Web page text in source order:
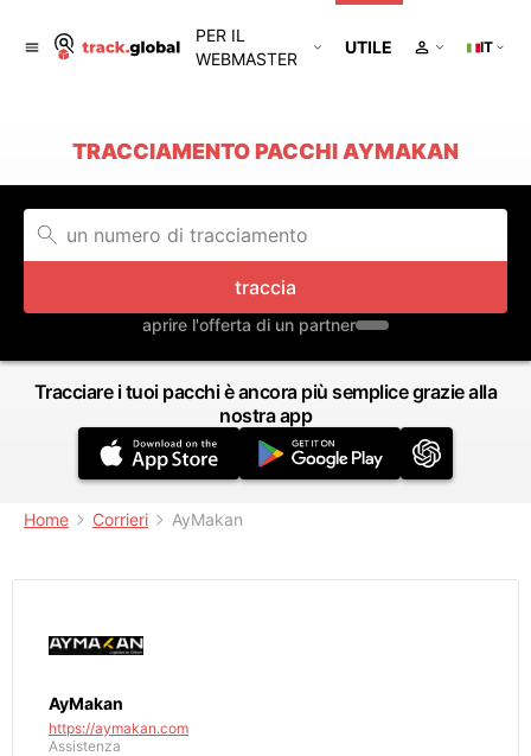
PER IL
WEBMASTER
UTILE IT
TRACCIAMENTO PACCHI AYMAKAN
traccia
aprire l'offerta di un partner
Tracciare i tuoi pacchi è ancora più semplice grazie alla
nostra app
Home Corrieri AyMakan
AyMakan
https://aymakan.com
Assistenza